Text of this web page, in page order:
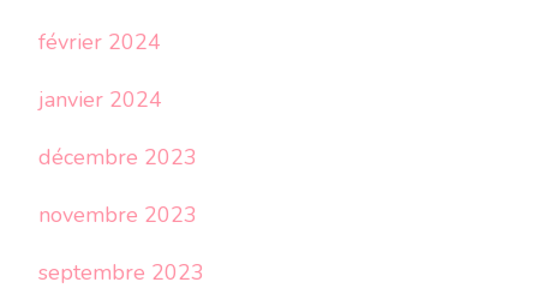
février 2024
janvier 2024
décembre 2023
novembre 2023
septembre 2023